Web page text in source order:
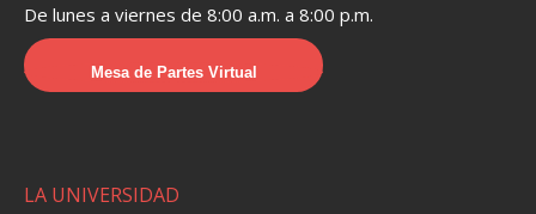
De lunes a viernes de 8:00 a.m. a 8:00 p.m.
Mesa de Partes Virtual
LA UNIVERSIDAD